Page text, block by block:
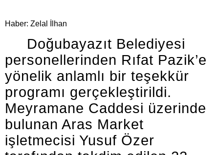
Haber: Zelal İlhan
Doğubayazıt Belediyesi
personellerinden Rıfat Pazik’e
yönelik anlamlı bir teşekkür
programı gerçekleştirildi.
Meyramane Caddesi üzerinde
bulunan Aras Market
işletmecisi Yusuf Özer